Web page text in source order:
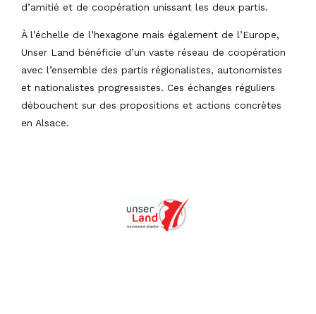
d’amitié et de coopération unissant les deux partis.
À l’échelle de l’hexagone mais également de l’Europe,
Unser Land bénéficie d’un vaste réseau de coopération
avec l’ensemble des partis régionalistes, autonomistes
et nationalistes progressistes. Ces échanges réguliers
débouchent sur des propositions et actions concrètes
en Alsace.